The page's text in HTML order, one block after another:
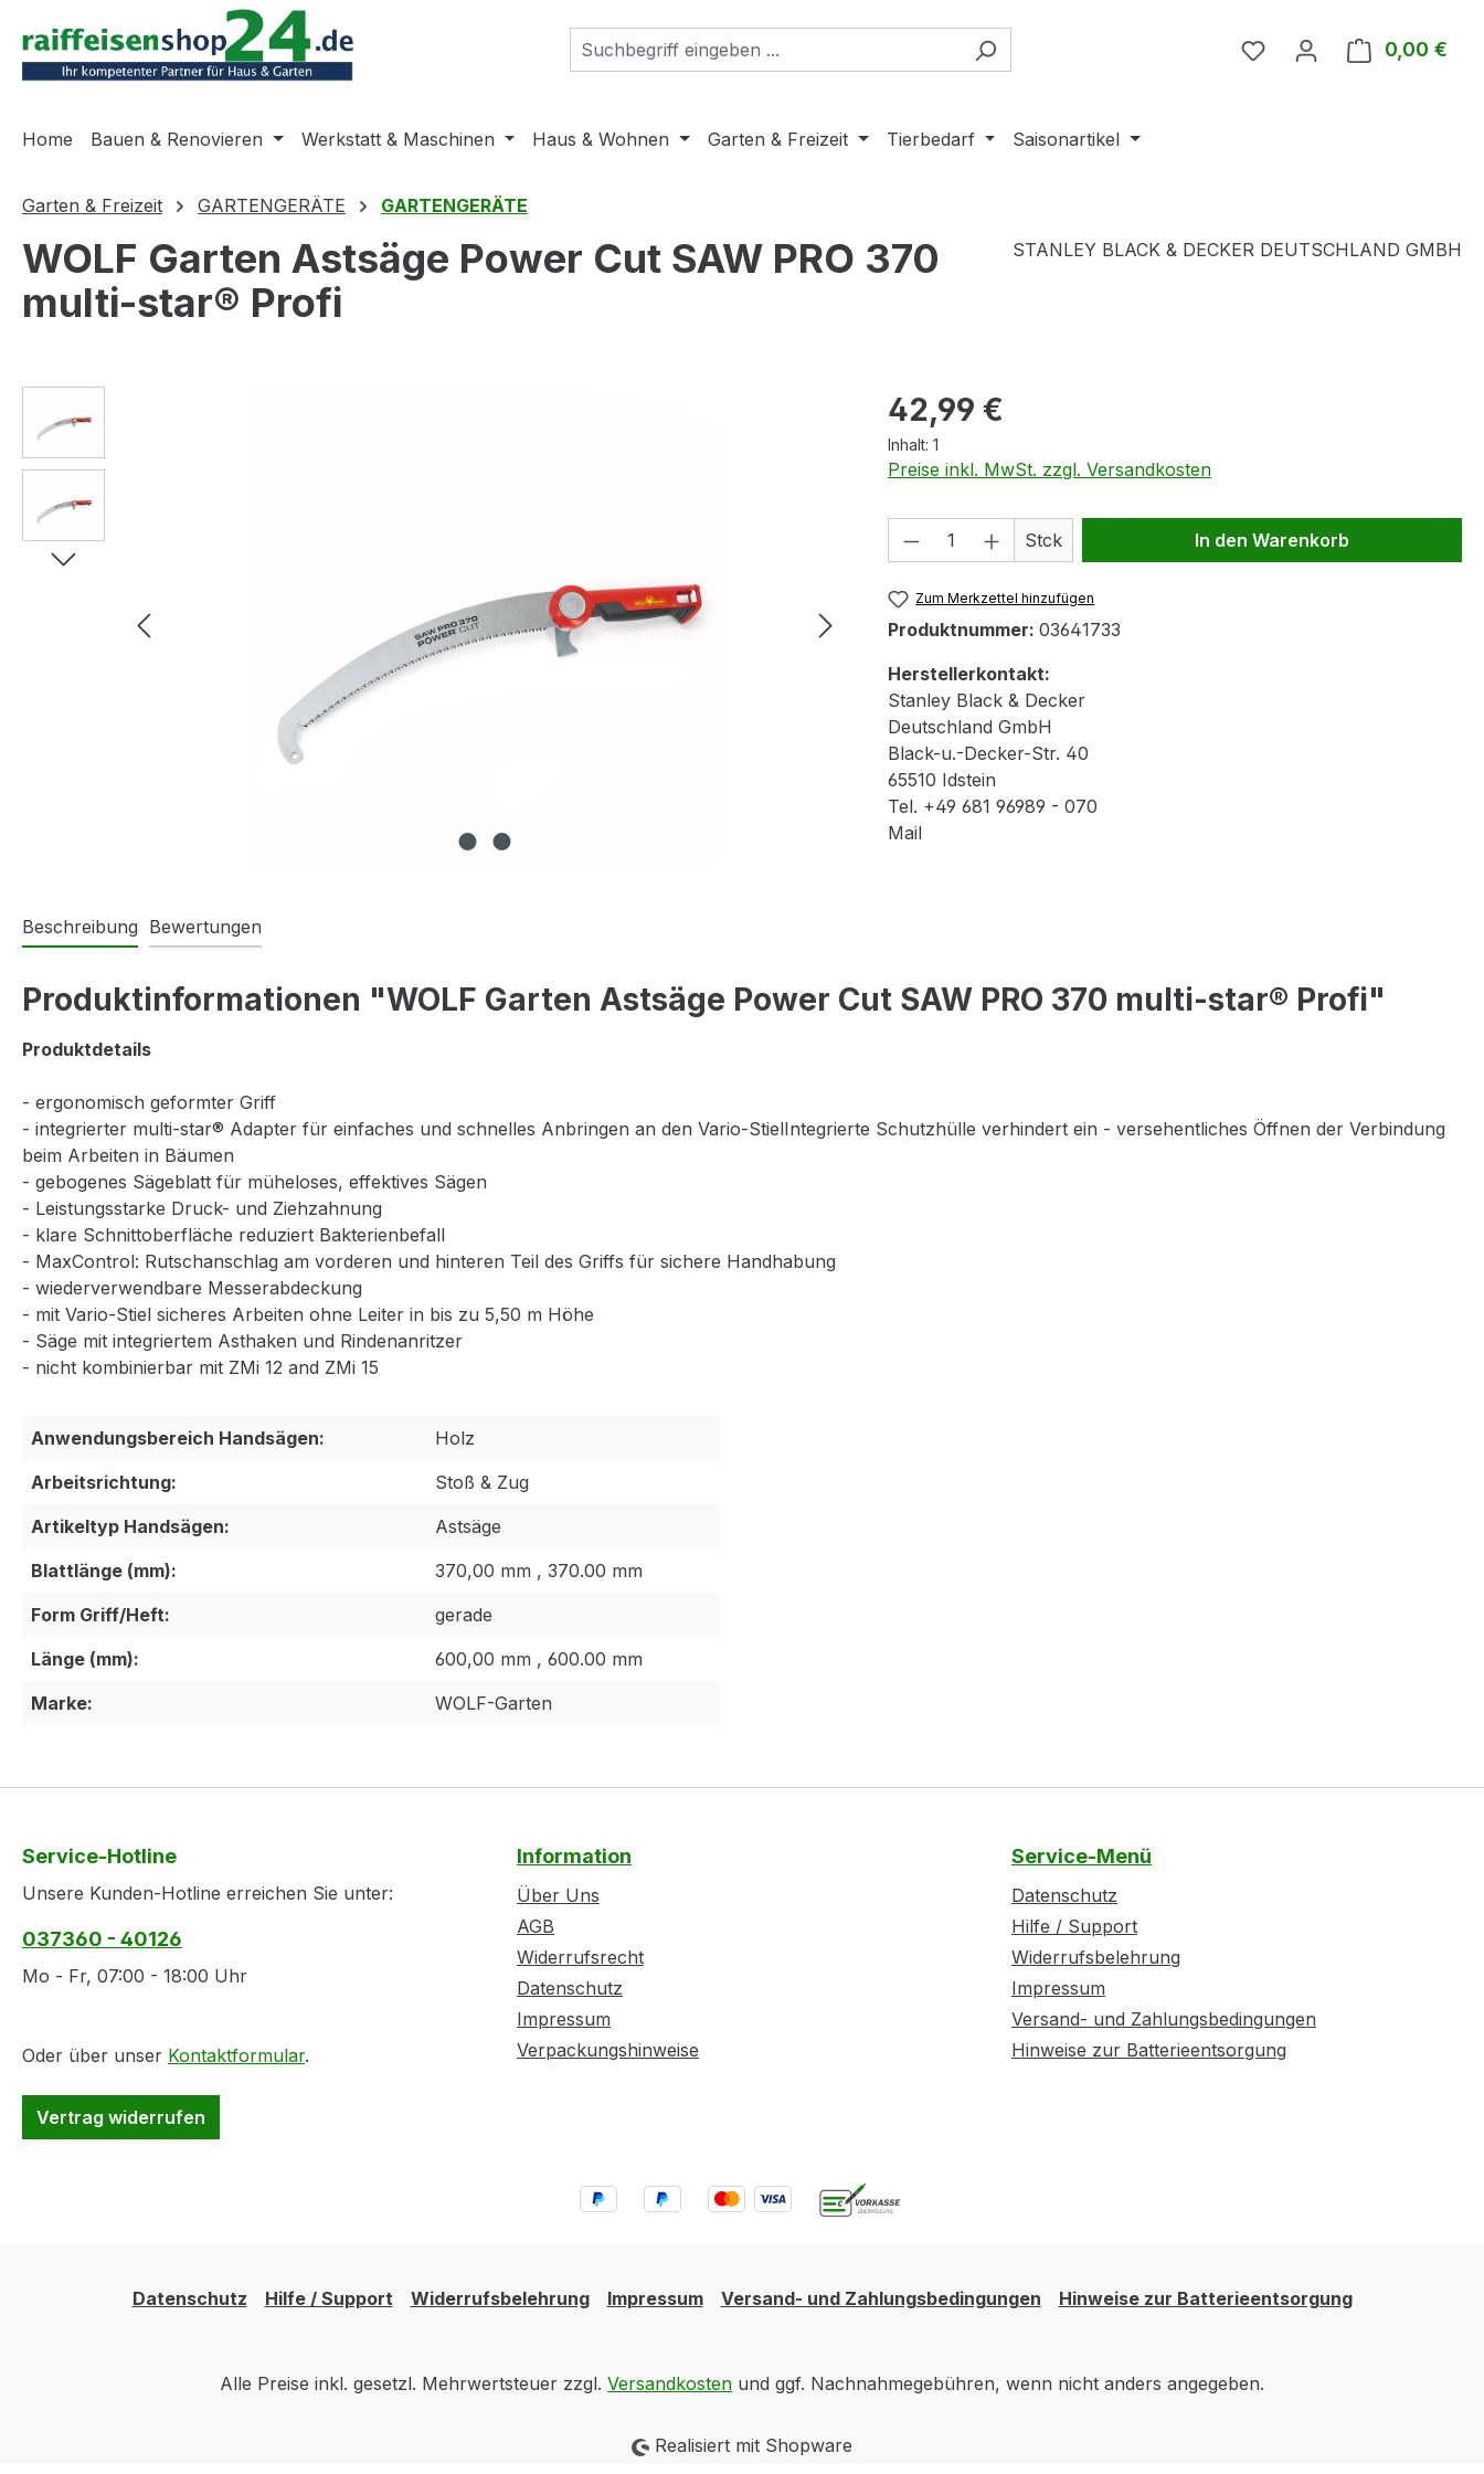
Hauptinhalt springen
Zur Suche springen
Zur Hauptnavigation springen
0,00 €
Home Bauen & Renovieren Werkstatt & Maschinen Haus & Wohnen Garten & Freizeit Tierbedarf Saisonartikel
Garten & Freizeit GARTENGERÄTE GARTENGERÄTE
WOLF Garten Astsäge Power Cut SAW PRO 370
multi-star® Profi
STANLEY BLACK & DECKER DEUTSCHLAND GMBH
Regulärer Preis:
42,99 €
Inhalt: 1
Preise inkl. MwSt. zzgl. Versandkosten
Produkt Anzahl: Gib den gewünschten Wert
Stck In den Warenkorb
Zum Merkzettel hinzufügen
Produktnummer: 03641733
Herstellerkontakt:
Stanley Black & Decker
Deutschland GmbH
Black-u.-Decker-Str. 40
65510 Idstein
Tel. +49 681 96989 - 070
Mail
Beschreibung Bewertungen
Produktinformationen "WOLF Garten Astsäge Power Cut SAW PRO 370 multi-star® Profi"
Produktdetails
- ergonomisch geformter Griff
- integrierter multi-star® Adapter für einfaches und schnelles Anbringen an den Vario-StielIntegrierte Schutzhülle verhindert ein - versehentliches Öffnen der Verbindung
beim Arbeiten in Bäumen
- gebogenes Sägeblatt für müheloses, effektives Sägen
- Leistungsstarke Druck- und Ziehzahnung
- klare Schnittoberfläche reduziert Bakterienbefall
- MaxControl: Rutschanschlag am vorderen und hinteren Teil des Griffs für sichere Handhabung
- wiederverwendbare Messerabdeckung
- mit Vario-Stiel sicheres Arbeiten ohne Leiter in bis zu 5,50 m Höhe
- Säge mit integriertem Asthaken und Rindenanritzer
- nicht kombinierbar mit ZMi 12 and ZMi 15
Anwendungsbereich Handsägen:
Holz
Arbeitsrichtung:
Stoß & Zug
Artikeltyp Handsägen:
Astsäge
Blattlänge (mm):
370,00 mm , 370.00 mm
Form Griff/Heft:
gerade
Länge (mm):
600,00 mm , 600.00 mm
Marke:
WOLF-Garten
Service-Hotline
Unsere Kunden-Hotline erreichen Sie unter:
037360 - 40126
Mo - Fr, 07:00 - 18:00 Uhr
Oder über unser Kontaktformular.
Vertrag widerrufen
Information
Über Uns
AGB
Widerrufsrecht
Datenschutz
Impressum
Verpackungshinweise
Service-Menü
Datenschutz
Hilfe / Support
Widerrufsbelehrung
Impressum
Versand- und Zahlungsbedingungen
Hinweise zur Batterieentsorgung
Datenschutz Hilfe / Support Widerrufsbelehrung Impressum Versand- und Zahlungsbedingungen Hinweise zur Batterieentsorgung
Alle Preise inkl. gesetzl. Mehrwertsteuer zzgl. Versandkosten und ggf. Nachnahmegebühren, wenn nicht anders angegeben.
Realisiert mit Shopware